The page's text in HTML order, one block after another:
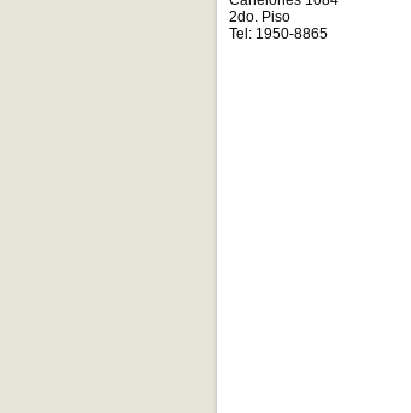
2do. Piso
Tel: 1950-8865